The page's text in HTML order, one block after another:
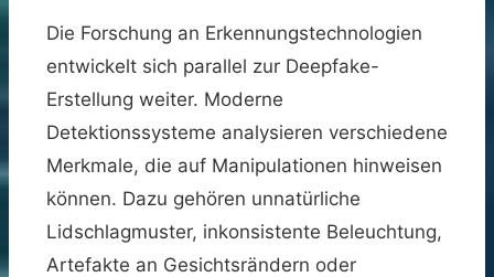
Die Forschung an Erkennungstechnologien
entwickelt sich parallel zur Deepfake-
Erstellung weiter. Moderne
Detektionssysteme analysieren verschiedene
Merkmale, die auf Manipulationen hinweisen
können. Dazu gehören unnatürliche
Lidschlagmuster, inkonsistente Beleuchtung,
Artefakte an Gesichtsrändern oder